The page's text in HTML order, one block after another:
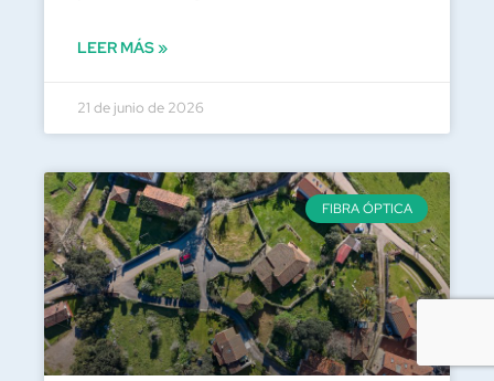
LEER MÁS »
21 de junio de 2026
FIBRA ÓPTICA